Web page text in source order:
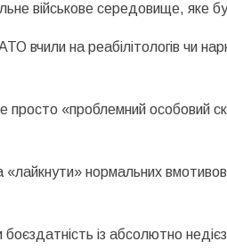
військове середовище, яке
вчили на реабілітологів чи
«проблемний особовий
нормальних
із абсолютно